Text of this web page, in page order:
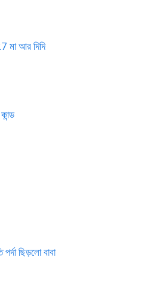
আর দিদি
ছিড়লো বাবা